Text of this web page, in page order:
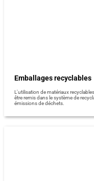
Emballages recyclables
L'utilisation de matériaux
être remis dans le système de
émissions de déchets.